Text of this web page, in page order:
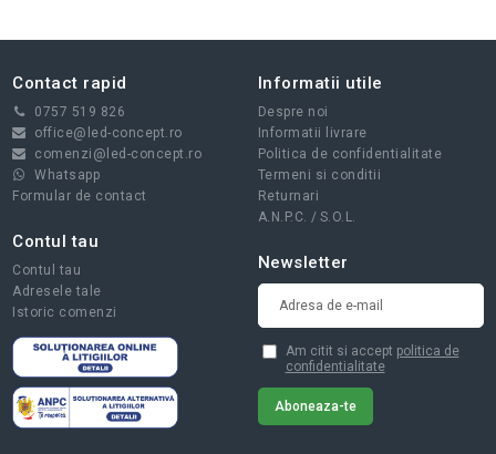
Contact rapid
0757 519 826
office@led-concept.ro
comenzi@led-concept.ro
Whatsapp
Formular de contact
Informatii utile
Despre noi
Informatii livrare
Politica de confidentialitate
Termeni si conditii
Returnari
A.N.P.C. / S.O.L.
Contul tau
Contul tau
Adresele tale
Istoric comenzi
Newsletter
Am citit si accept politica de
confidentialitate